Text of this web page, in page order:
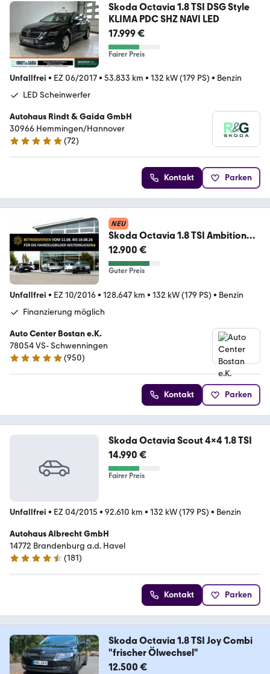
Skoda Octavia 1.8 TSI DSG Style
KLIMA PDC SHZ NAVI LED
17.999 €
Fairer Preis
Unfallfrei • EZ 06/2017• 53.833 km • 132 kW (179 PS) • Benzin
LED Scheinwerfer
Autohaus Rindt & Gaida GmbH
30966 Hemmingen/Hannover
4.8 Sterne
(72)
Kontakt Parken
NEU
Skoda Octavia 1.8 TSI Ambition
KAMERA/PANO/CARPLAY/SHZ
12.900 €
Guter Preis
Unfallfrei • EZ 10/2016• 128.647 km • 132 kW (179 PS) • Benzin
Finanzierung möglich
Auto Center Bostan e.K.
78054 VS- Schwenningen
4.8 Sterne
(950)
Kontakt Parken
Skoda Octavia Scout 4x4 1.8 TSI
14.990 €
Fairer Preis
Unfallfrei • EZ 04/2015 • 92.610 km • 132 kW (179 PS) • Benzin
Autohaus Albrecht GmbH
14772 Brandenburg a.d. Havel
4.3 Sterne
(181)
Kontakt Parken
Skoda Octavia 1.8 TSI Joy Combi
"frischer Ölwechsel"
12.500 €